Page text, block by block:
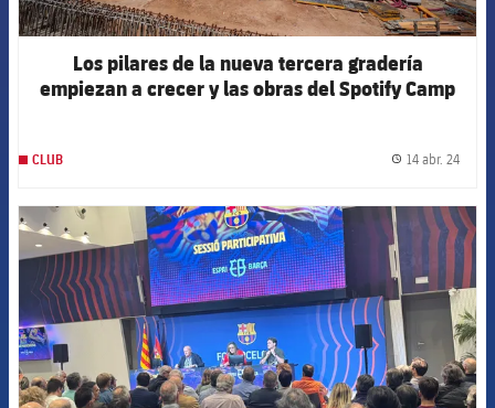
Los pilares de la nueva tercera gradería
empiezan a crecer y las obras del Spotify Camp
CLUB 14 abr. 24
FCB Barcelona badge